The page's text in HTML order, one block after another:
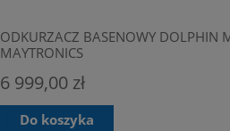
ODKURZACZ BASENOWY DOLPHIN
MAYTRONICS
6 999,00 zł
Do koszyka